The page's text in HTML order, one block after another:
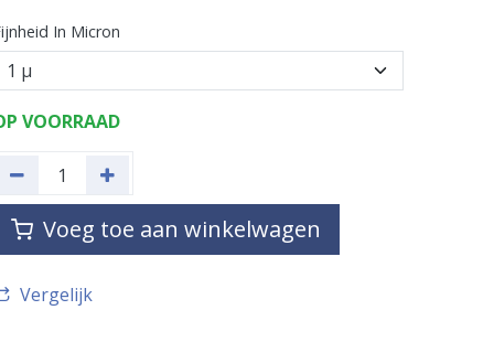
In Micron
VOORRAAD
Voeg toe aan winkelwagen
Vergelijk